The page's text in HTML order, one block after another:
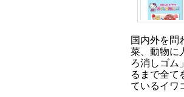
国内外を問
菜、動物に
ろ消しゴム
るまで全て
ているイワ